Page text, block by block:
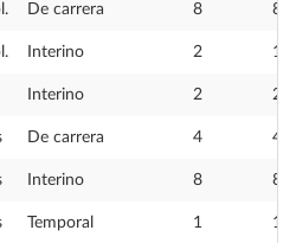
De carrera 8 8
Interino 2 1
Interino 2 2
De carrera 4 4
Interino 8 8
Temporal 1 1